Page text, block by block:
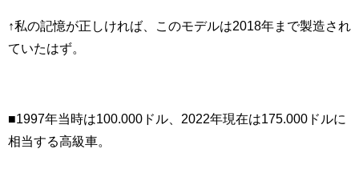
↑私の記憶が正しければ、このモデルは2018年まで製造され
ていたはず。
■1997年当時は100.000ドル、2022年現在は175.000ドルに
相当する高級車。